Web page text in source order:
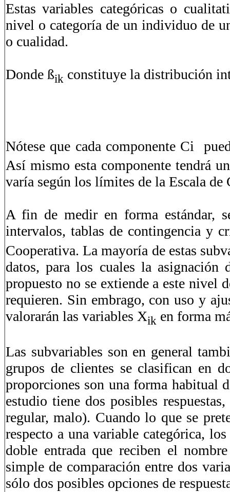
Estas variables categóricas o
nivel o categoría de un individuo de
o cualidad.
Donde ßik constituye la distribución
Nótese que cada componente Ci
Así mismo esta componente tendrá
varía según los límites de la Escala de
A fin de medir en forma estándar,
intervalos, tablas de contingencia y
Cooperativa. La mayoría de estas
datos, para los cuales la
propuesto no se extiende a este nivel
requieren. Sin embrago, con uso y
valorarán las variables Xik en forma
Las subvariables son en general
grupos de clientes se clasifican en
proporciones son una forma habitual
estudio tiene dos posibles
regular, malo). Cuando lo que se
respecto a una variable categórica,
doble entrada que reciben el
simple de comparación entre dos
sólo dos posibles opciones de